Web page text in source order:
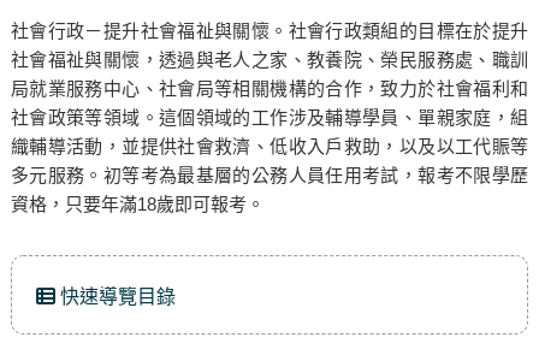
社會行政－提升社會福祉與關懷。社會行政類組的目標在於提升
社會福祉與關懷，透過與老人之家、教養院、榮民服務處、職訓
局就業服務中心、社會局等相關機構的合作，致力於社會福利和
社會政策等領域。這個領域的工作涉及輔導學員、單親家庭，組
織輔導活動，並提供社會救濟、低收入戶救助，以及以工代賑等
多元服務。初等考為最基層的公務人員任用考試，報考不限學歷
資格，只要年滿18歲即可報考。
快速導覽目錄